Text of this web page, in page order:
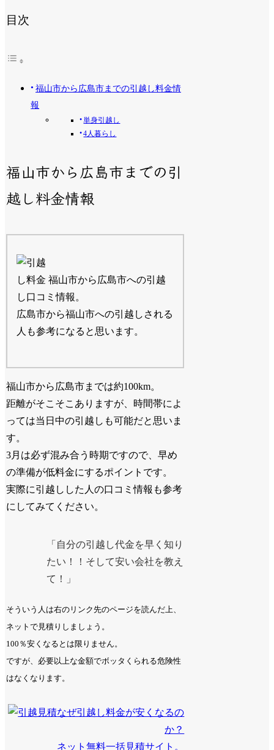
目次
福山市から広島市までの引越し料金情
報
単身引越し
4人暮らし
福山市から広島市までの引
越し料金情報
福山市から広島市への引越
し口コミ情報。
広島市から福山市への引越しされる
人も参考になると思います。
福山市から広島市までは約100km。
距離がそこそこありますが、時間帯によ
っては当日中の引越しも可能だと思いま
す。
3月は必ず混み合う時期ですので、早め
の準備が低料金にするポイントです。
実際に引越しした人の口コミ情報も参考
にしてみてください。
「自分の引越し代金を早く知り
たい！！そして安い会社を教え
て！」
そういう人は右のリンク先のページを読んだ上、
ネットで見積りしましょう。
100％安くなるとは限りません。
ですが、必要以上な金額でボッタくられる危険性
はなくなります。
なぜ引越し料金が安くなるの
か？
ネット無料一括見積サイト。